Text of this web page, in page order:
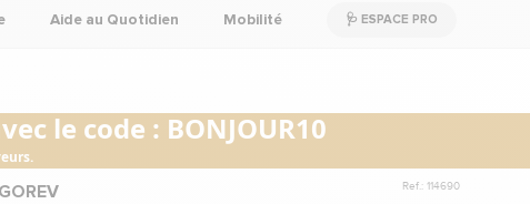
Aide au Quotidien Mobilité 🩺 ESPACE PRO
le code : BONJOUR10
Ref.: 114690